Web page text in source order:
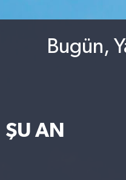
Bugün,
ŞU AN